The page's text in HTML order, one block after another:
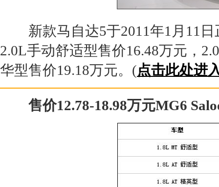
新款马自达5于2011年1月11日
2.0L手动舒适型售价16.48万元，
华型售价19.18万元。(点击此处进
售价12.78-18.98万元MG6